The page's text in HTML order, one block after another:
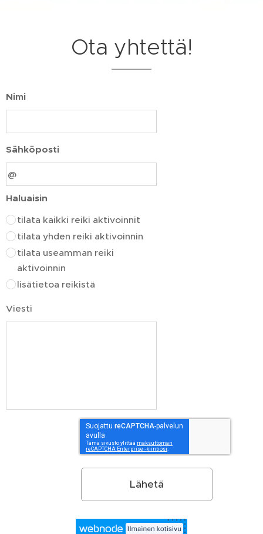
Ota yhtettä!
Nimi
Sähköposti
Haluaisin
tilata kaikki reiki aktivoinnit
tilata yhden reiki aktivoinnin
tilata useamman reiki
aktivoinnin
lisätietoa reikistä
Viesti
Lähetä